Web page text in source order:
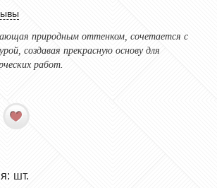
природным оттенком, сочетается с
создавая прекрасную основу для
работ.
шт.